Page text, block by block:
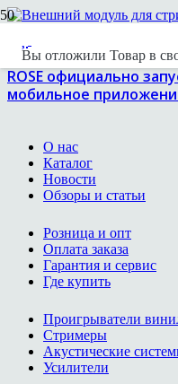
Вы отложили Товар в
ROSE официально
мобильное
О нас
Каталог
Новости
Обзоры и статьи
Розница и опт
Оплата заказа
Гарантия и сервис
Где купить
Проигрыватели
Стримеры
Акустические
Усилители